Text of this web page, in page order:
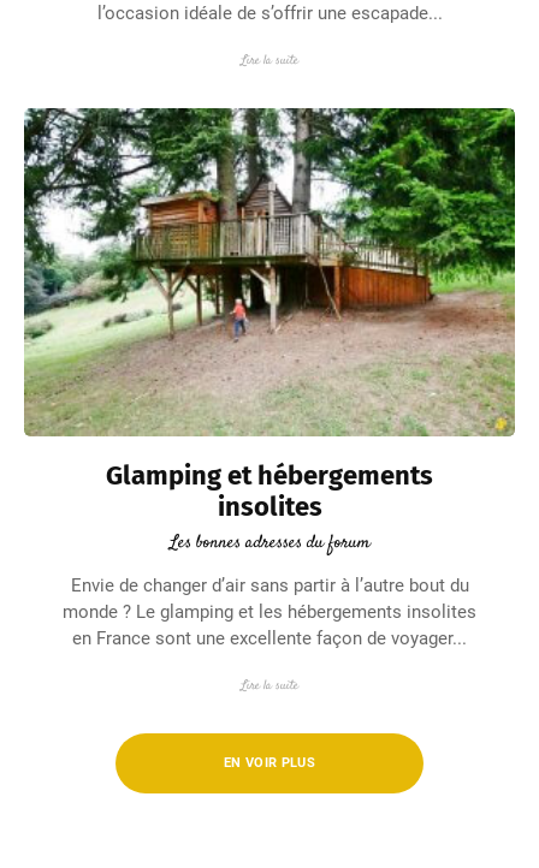
l’occasion idéale de s’offrir une escapade...
Lire la suite
Glamping et hébergements
insolites
Les bonnes adresses du forum
Envie de changer d’air sans partir à l’autre bout du
monde ? Le glamping et les hébergements insolites
en France sont une excellente façon de voyager...
Lire la suite
EN VOIR PLUS